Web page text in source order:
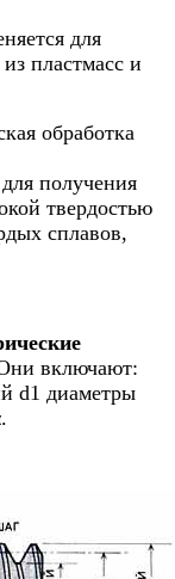
для
пластмасс и
обработка
получения
твердостью
сплавов,
включают:
d1 диаметры